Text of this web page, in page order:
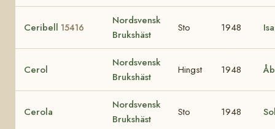
Ceribell 15416
Nordsvensk
Brukshäst
Sto 1948
Cerol
Nordsvensk
Brukshäst
Hingst 1948
Cerola
Nordsvensk
Brukshäst
Sto 1948